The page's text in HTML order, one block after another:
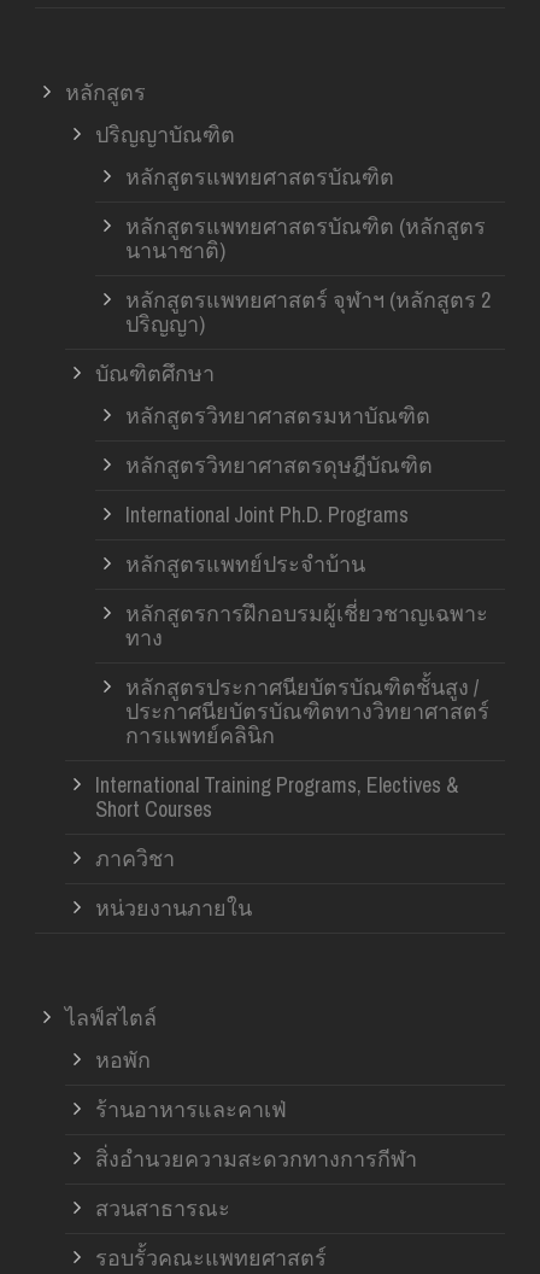
หลักสูตร
ปริญญาบัณฑิต
หลักสูตรแพทยศาสตรบัณฑิต
หลักสูตรแพทยศาสตรบัณฑิต (หลักสูตร
นานาชาติ)
หลักสูตรแพทยศาสตร์ จุฬาฯ (หลักสูตร 2
ปริญญา)
บัณฑิตศึกษา
หลักสูตรวิทยาศาสตรมหาบัณฑิต
หลักสูตรวิทยาศาสตรดุษฎีบัณฑิต
International Joint Ph.D. Programs
หลักสูตรแพทย์ประจำบ้าน
หลักสูตรการฝึกอบรมผู้เชี่ยวชาญเฉพาะ
ทาง
หลักสูตรประกาศนียบัตรบัณฑิตชั้นสูง /
ประกาศนียบัตรบัณฑิตทางวิทยาศาสตร์
การแพทย์คลินิก
International Training Programs, Electives &
Short Courses
ภาควิชา
หน่วยงานภายใน
ไลฟ์สไตล์
หอพัก
ร้านอาหารและคาเฟ่
สิ่งอำนวยความสะดวกทางการกีฬา
สวนสาธารณะ
รอบรั้วคณะแพทยศาสตร์